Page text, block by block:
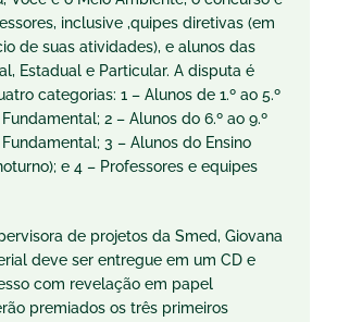
inclusive ,quipes diretivas (em
de suas atividades), e alunos das
Estadual e Particular. A disputa é
categorias: 1 – Alunos de 1.º ao 5.º
2 – Alunos do 6.º ao 9.º
3 – Alunos do Ensino
e 4 – Professores e equipes
de projetos da Smed, Giovana
deve ser entregue em um CD e
com revelação em papel
premiados os três primeiros